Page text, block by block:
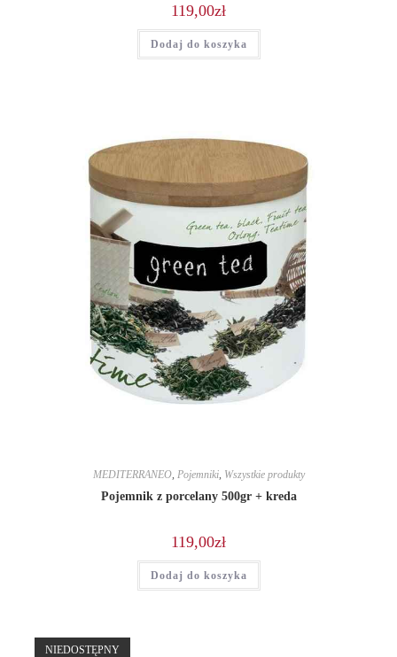
119,00zł
Dodaj do koszyka
MEDITERRANEO, Pojemniki, Wszystkie produkty
Pojemnik z porcelany 500gr + kreda
119,00zł
Dodaj do koszyka
NIEDOSTĘPNY